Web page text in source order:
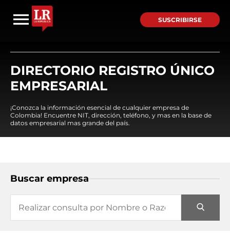
SUSCRIBIRSE
DIRECTORIO REGISTRO ÚNICO
EMPRESARIAL
¡Conozca la información esencial de cualquier empresa de
Colombia! Encuentre NIT, dirección, teléfono, y mas en la base de
datos empresarial mas grande del país.
Buscar empresa